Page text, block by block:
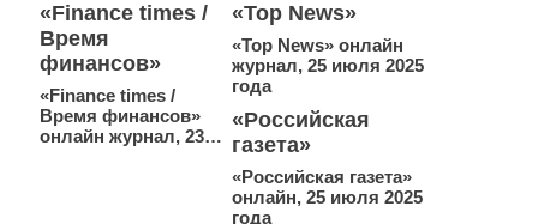
«Finance times /
Время
финансов»
«Finance times /
Время финансов»
онлайн журнал, 23…
«Top News»
«Top News» онлайн
журнал, 25 июля 2025
года
«Российская
газета»
«Российская газета»
онлайн, 25 июля 2025
года